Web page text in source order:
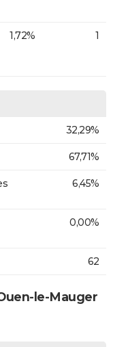
1,72% 1
32,29%
67,71%
6,45%
0,00%
62
le-Mauger